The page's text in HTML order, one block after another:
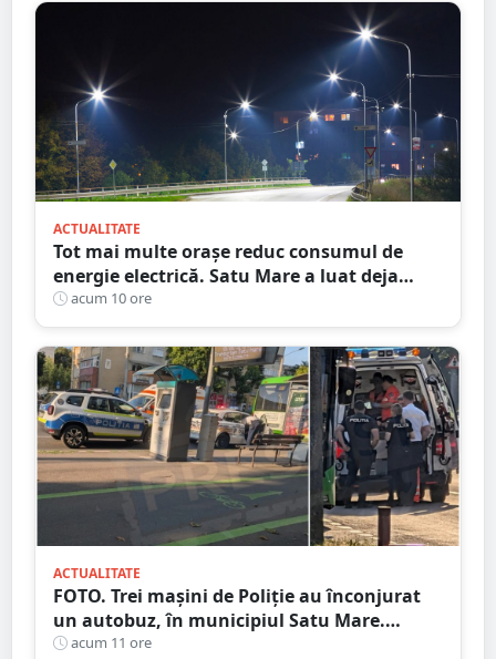
ACTUALITATE
Tot mai multe orașe reduc consumul de
energie electrică. Satu Mare a luat deja
măsuri. Cu ce soluții au venit ceilalți
primari
acum 10 ore
ACTUALITATE
FOTO. Trei mașini de Poliție au înconjurat
un autobuz, în municipiul Satu Mare.
Ambulanța, la fața locului
acum 11 ore